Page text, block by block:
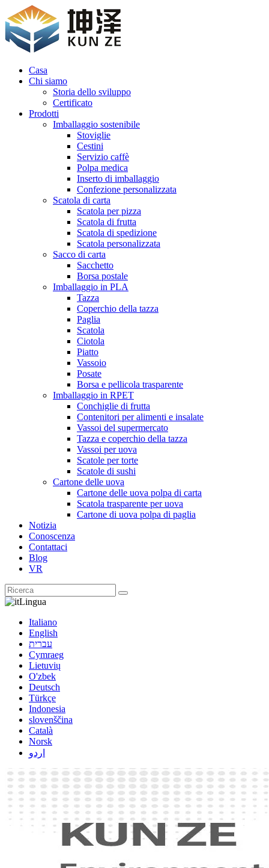
Casa
Chi siamo
Storia dello sviluppo
Certificato
Prodotti
Imballaggio sostenibile
Stoviglie
Cestini
Servizio caffè
Polpa medica
Inserto di imballaggio
Confezione personalizzata
Scatola di carta
Scatola per pizza
Scatola di frutta
Scatola di spedizione
Scatola personalizzata
Sacco di carta
Sacchetto
Borsa postale
Imballaggio in PLA
Tazza
Coperchio della tazza
Paglia
Scatola
Ciotola
Piatto
Vassoio
Posate
Borsa e pellicola trasparente
Imballaggio in RPET
Conchiglie di frutta
Contenitori per alimenti e insalate
Vassoi del supermercato
Tazza e coperchio della tazza
Vassoi per uova
Scatole per torte
Scatole di sushi
Cartone delle uova
Cartone delle uova polpa di carta
Scatola trasparente per uova
Cartone di uova polpa di paglia
Notizia
Conoscenza
Contattaci
Blog
VR
Lingua
Italiano
English
עברית
Cymraeg
Lietuvių
O'zbek
Deutsch
Türkçe
Indonesia
slovenščina
Català
Norsk
اردو